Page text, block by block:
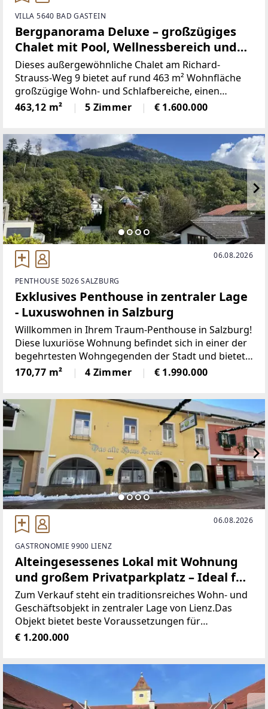
VILLA 5640 BAD GASTEIN
Bergpanorama Deluxe – großzügiges
Chalet mit Pool, Wellnessbereich und
Lift in Bad Gastein
Dieses außergewöhnliche Chalet am Richard-
Strauss-Weg 9 bietet auf rund 463 m² Wohnfläche
großzügige Wohn- und Schlafbereiche, einen
privaten Wellnessbereich mit Indoorpool, Sauna
und Dampfbad, einen Personenaufzug sowie
weitläufige Terrassen und Balkone
463,12 m² 5 Zimmer € 1.600.000
06.08.2026
PENTHOUSE 5026 SALZBURG
Exklusives Penthouse in zentraler Lage
- Luxuswohnen in Salzburg
Willkommen in Ihrem Traum-Penthouse in Salzburg!
Diese luxuriöse Wohnung befindet sich in einer der
begehrtesten Wohngegenden der Stadt und bietet
einen atemberaubenden Blick auf die Berge und die
umliegende Landschaft. Hier können Sie sich auf
170,77m²
170,77 m² 4 Zimmer € 1.990.000
06.08.2026
GASTRONOMIE 9900 LIENZ
Alteingesessenes Lokal mit Wohnung
und großem Privatparkplatz – Ideal für
junge Gastronomen!
Zum Verkauf steht ein traditionsreiches Wohn- und
Geschäftsobjekt in zentraler Lage von Lienz.Das
Objekt bietet beste Voraussetzungen für
Gastronomen, die ihren eigenen Betrieb eröffnen
€ 1.200.000